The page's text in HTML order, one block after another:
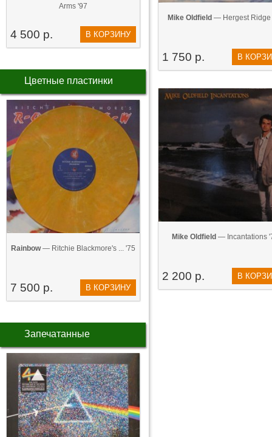
Arms '97
4 500 р. В КОРЗИНУ
Цветные пластинки
Rainbow— Ritchie Blackmore's ... '75
7 500 р. В КОРЗИНУ
Запечатанные
Mike Oldfield — Hergest Ridge
1 750 р. В
Mike Oldfield — Incantations
2 200 р. В